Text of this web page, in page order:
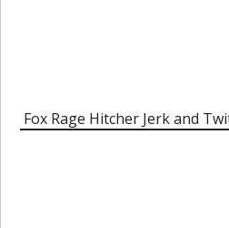
Fox Rage Hitcher Jerk and